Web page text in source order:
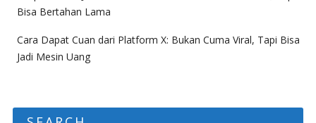
Bisa Bertahan Lama
Cara Dapat Cuan dari Platform X: Bukan Cuma Viral, Tapi Bisa
Jadi Mesin Uang